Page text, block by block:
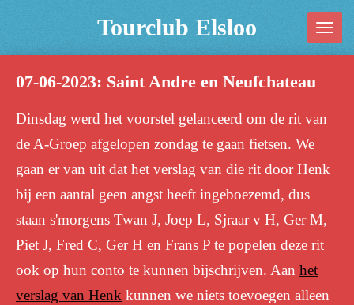
de
Tourclub Elsloo
07-06-2023: Saint Andre en Neufchateau
Dinsdag werd het voorstel gelanceerd om de rit van
de A-Groep afgelopen zondag te gaan fietsen. We
gaan er van uit dat het verslag van die rit door Henk
bij een aantal geen angst heeft ingeboezemd, dus
staan s'morgens Twan J, Joep L, Sjraar v H, Ger M,
Piet J, Fred C, Ger H en Frans P te popelen deze rit
ook op hun conto te kunnen bijschrijven. Aan het
verslag van Henk kunnen we niets toevoegen alleen